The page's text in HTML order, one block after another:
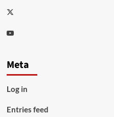
Twitter
Youtube
Meta
Log in
Entries feed